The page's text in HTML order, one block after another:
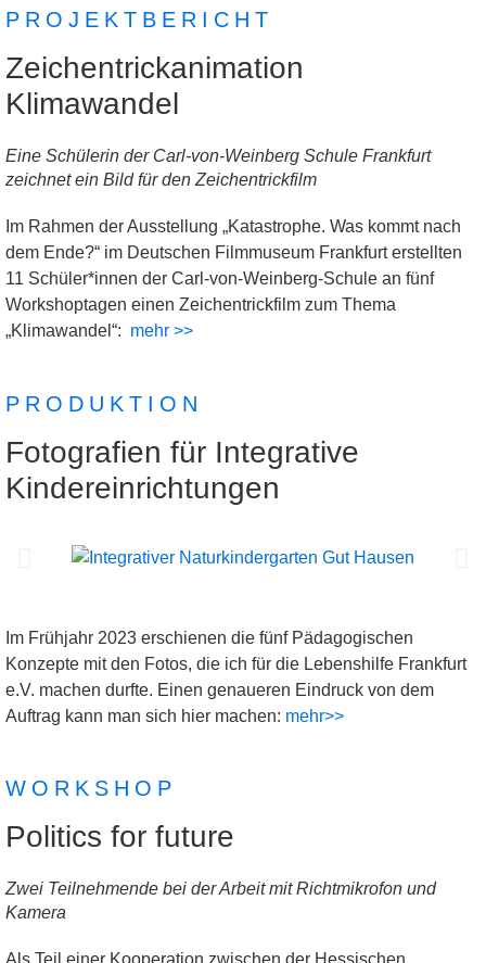
PROJEKTBERICHT
Zeichentrickanimation
Klimawandel
Eine Schülerin der Carl-von-Weinberg Schule Frankfurt
zeichnet ein Bild für den Zeichentrickfilm
Im Rahmen der Ausstellung „Katastrophe. Was kommt nach
dem Ende?“ im Deutschen Filmmuseum Frankfurt erstellten
11 Schüler*innen der Carl-von-Weinberg-Schule an fünf
Workshoptagen einen Zeichentrickfilm zum Thema
„Klimawandel“: mehr >>
PRODUKTION
Fotografien für Integrative
Kindereinrichtungen
Im Frühjahr 2023 erschienen die fünf Pädagogischen
Konzepte mit den Fotos, die ich für die Lebenshilfe Frankfurt
e.V. machen durfte. Einen genaueren Eindruck von dem
Auftrag kann man sich hier machen: mehr>>
WORKSHOP
Politics for future
Zwei Teilnehmende bei der Arbeit mit Richtmikrofon und
Kamera
Als Teil einer Kooperation zwischen der Hessischen